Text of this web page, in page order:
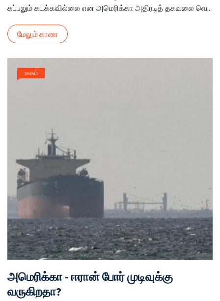
கப்பலும் கடக்கவில்லை என அமெரிக்கா அதிரடித் தகவலை வெ...
மேலும் காண
உலகம்
அமெரிக்கா - ஈரான் போர் முடிவுக்கு
வருகிறதா?